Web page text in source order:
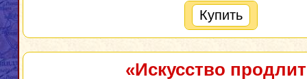
Купить
«Искусство